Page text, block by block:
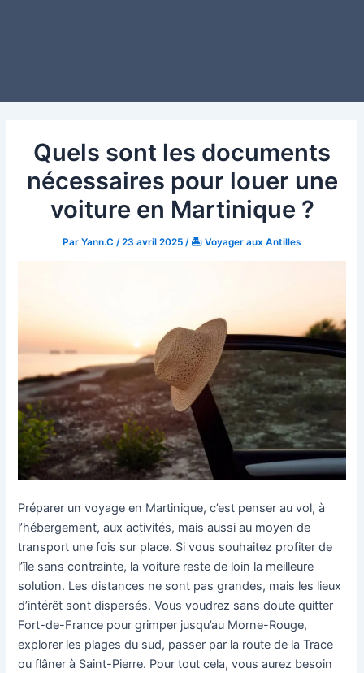
Quels sont les documents
nécessaires pour louer une
voiture en Martinique ?
Par Yann.C /23 avril 2025 / 🏝️ Voyager aux Antilles
Préparer un voyage en Martinique, c’est penser au vol, à
l’hébergement, aux activités, mais aussi au moyen de
transport une fois sur place. Si vous souhaitez profiter de
l’île sans contrainte, la voiture reste de loin la meilleure
solution. Les distances ne sont pas grandes, mais les lieux
d’intérêt sont dispersés. Vous voudrez sans doute quitter
Fort-de-France pour grimper jusqu’au Morne-Rouge,
explorer les plages du sud, passer par la route de la Trace
ou flâner à Saint-Pierre. Pour tout cela, vous aurez besoin